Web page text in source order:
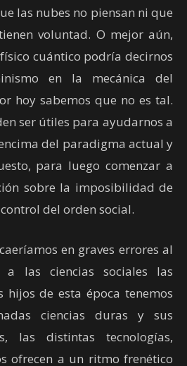
las nubes no piensan ni que
voluntad. O mejor aún,
cuántico podría decirnos
en la mecánica del
hoy sabemos que no es tal.
ser útiles para ayudarnos a
del paradigma actual y
para luego comenzar a
sobre la imposibilidad de
del orden social.
en graves errores al
a las ciencias sociales las
hijos de esta época tenemos
ciencias duras y sus
las distintas tecnologías,
ofrecen a un ritmo frenético